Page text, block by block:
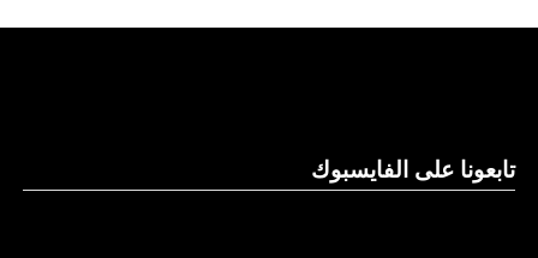
تابعونا على الفايسبوك